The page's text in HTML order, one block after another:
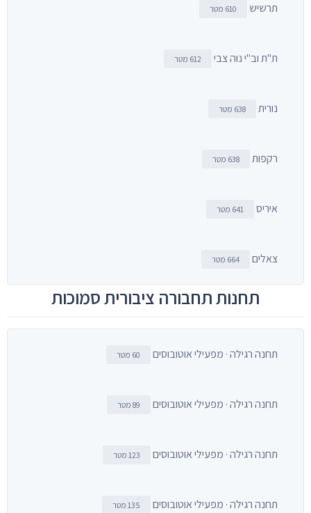
תרשיש 610 מטר
ת"ת וב"י נוה צבי 612 מטר
נורית 638 מטר
רקפות 638 מטר
איריס 641 מטר
צאלים 664 מטר
תחנות תחבורה ציבורית סמוכות
תחנה רגילה · מפעילי אוטובוסים 60 מטר
תחנה רגילה · מפעילי אוטובוסים 89 מטר
תחנה רגילה · מפעילי אוטובוסים 123 מטר
תחנה רגילה · מפעילי אוטובוסים 135 מטר